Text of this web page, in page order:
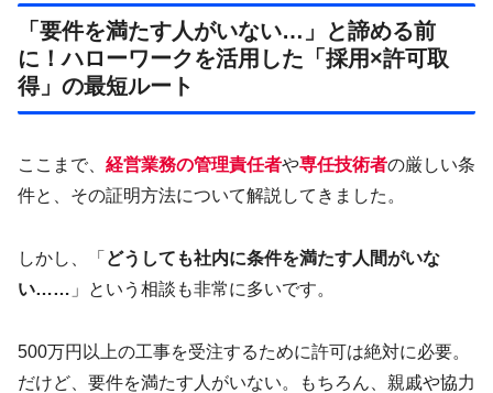
「要件を満たす人がいない…」と諦める前
に！ハローワークを活用した「採用×許可取
得」の最短ルート
ここまで、 経営業務の管理責任者や専任技術者の厳しい条
件と、その証明方法について解説してきました。
しかし、「 どうしても社内に条件を満たす人間がいな
い…… 」という相談も非常に多いです。
500万円以上の工事を受注するために許可は絶対に必要。
だけど、要件を満たす人がいない。もちろん、親戚や協力